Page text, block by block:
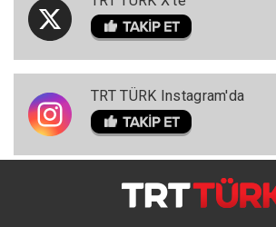
TRT TÜRK Instagram'da